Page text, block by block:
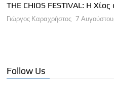
THE CHIOS FESTIVAL: Η Χίος
Γιώργος Καραχρήστος 7
Follow Us